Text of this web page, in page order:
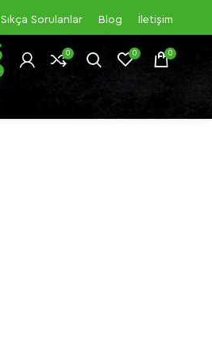
Sıkça Sorulanlar Blog İletişim
0 0 0